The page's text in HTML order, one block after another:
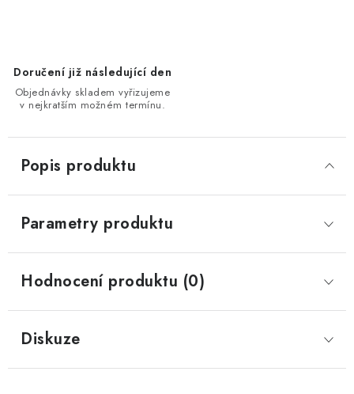
Doručení již následující den
Objednávky skladem vyřizujeme
v nejkratším možném termínu.
Popis produktu
Parametry produktu
Hodnocení produktu (0)
Diskuze